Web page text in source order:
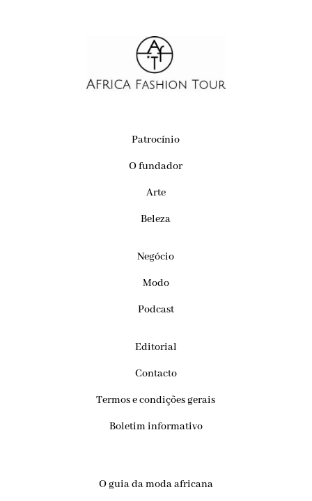
Patrocínio
O fundador
Arte
Beleza
Negócio
Modo
Podcast
Editorial
Contacto
Termos e condições gerais
Boletim informativo
O guia da moda africana